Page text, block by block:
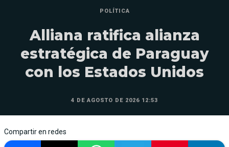
POLÍTICA
Alliana ratifica alianza
estratégica de Paraguay
con los Estados Unidos
4 DE AGOSTO DE 2026 12:53
Compartir en redes